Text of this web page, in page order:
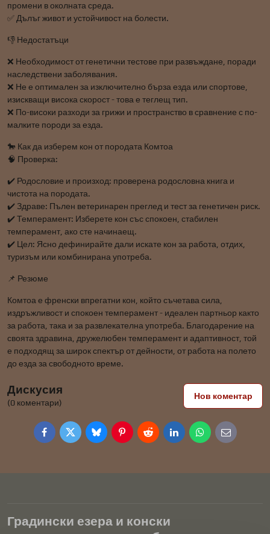
промени в околната среда.
✅ Дълъг живот и устойчивост на болести.
👎 Недостатъци
❌ Необходимост от генетични тестове при развъждане, поради
наследствени заболявания.
❌ Не е оптимален за изключително бърза езда или спортове,
изискващи висока скорост - това е теглещ тип.
❌ По-високи разходи за грижи и пространство в сравнение с по-
малките породи за езда.
🐎 Как да изберем кон от породата Комтоа
🧠 Проверка:
✔️ Родословие и произход: проверена родословна книга и
чистота на породата.
✔️ Здраве: Пълен ветеринарен преглед и тест за генетичен риск.
✔️ Темперамент: Изберете кон със спокоен, стабилен
темперамент, ако сте начинаещ.
✔️ Цел: Ясно дефинирайте дали искате кон за работа, отдих,
туризъм или комбинирана употреба.
📌 Резюме
Комтоа е френски впрегатни кон, който съчетава сила,
издръжливост и спокоен темперамент - идеален партньор както
за работа, така и за развлекателна употреба. Благодарение на
своята здравина, дружелюбен темперамент и адаптивност, той
е подходящ за широк спектър от дейности, от работа на полето
до езда за свободното време.
Дискусия
(0 коментари)
Нов коментар
FacebookTwitterBlueskyPinterestRedditLinkedInWhatsApp
E-
mail
Градински езера и конски